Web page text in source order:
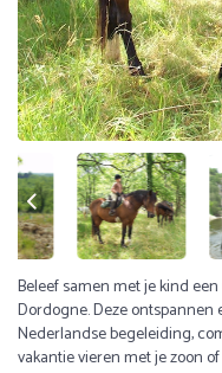
Beleef samen met je kind
Dordogne. Deze
Nederlandse begeleiding,
vakantie vieren met je zoon